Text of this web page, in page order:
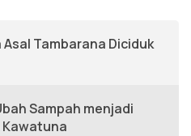
Asal Tambarana Diciduk
Sampah menjadi
Kawatuna